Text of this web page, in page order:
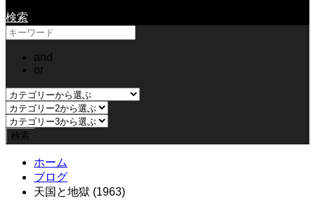
検索
and
or
ホーム
ブログ
天国と地獄 (1963)